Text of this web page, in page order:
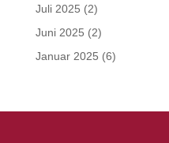
Juli 2025 (2)
Juni 2025 (2)
Januar 2025 (6)